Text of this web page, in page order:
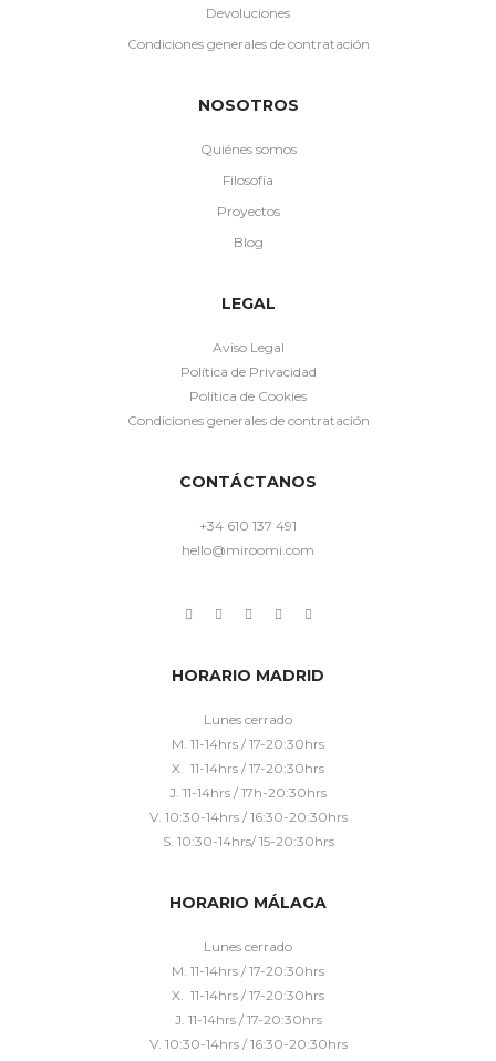
Devoluciones
Condiciones generales de contratación
NOSOTROS
Quiénes somos
Filosofía
Proyectos
Blog
LEGAL
Aviso Legal
Política de Privacidad
Política de Cookies
Condiciones generales de contratación
CONTÁCTANOS
+34 610 137 491
hello@miroomi.com
HORARIO MADRID
Lunes cerrado
M. 11-14hrs / 17-20:30hrs
X. 11-14hrs / 17-20:30hrs
J. 11-14hrs / 17h-20:30hrs
V. 10:30-14hrs / 16:30-20:30hrs
S. 10:30-14hrs/ 15-20:30hrs
HORARIO MÁLAGA
Lunes cerrado
M. 11-14hrs / 17-20:30hrs
X. 11-14hrs / 17-20:30hrs
J. 11-14hrs / 17-20:30hrs
V. 10:30-14hrs / 16:30-20:30hrs